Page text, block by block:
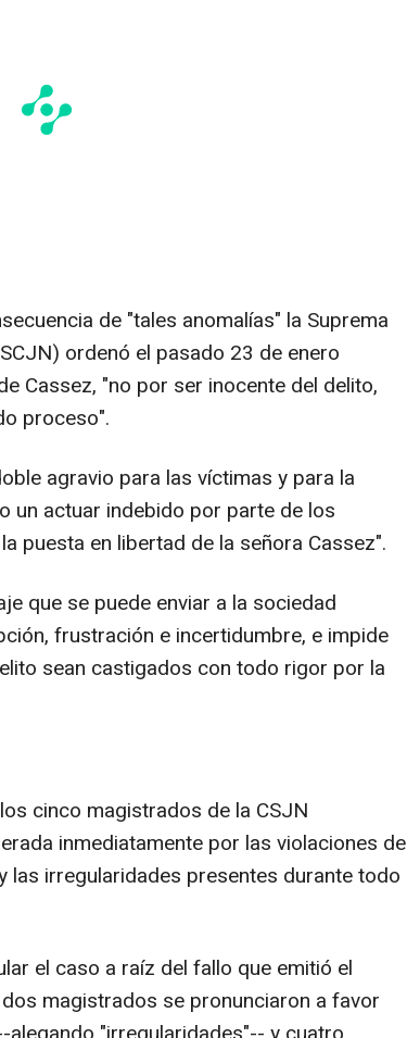
de "tales anomalías" la Suprema
ordenó el pasado 23 de enero
Cassez, "no por ser inocente del delito,
proceso".
agravio para las víctimas y para la
un actuar indebido por parte de los
puesta en libertad de la señora Cassez".
que se puede enviar a la sociedad
frustración e incertidumbre, e impide
sean castigados con todo rigor por la
cinco magistrados de la CSJN
inmediatamente por las violaciones de
las irregularidades presentes durante todo
el caso a raíz del fallo que emitió el
magistrados se pronunciaron a favor